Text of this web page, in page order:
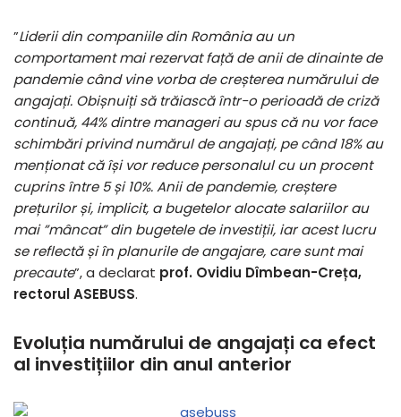
”Liderii din companiile din România au un
comportament mai rezervat față de anii de dinainte de
pandemie când vine vorba de creșterea numărului de
angajați. Obișnuiți să trăiască într-o perioadă de criză
continuă, 44% dintre manageri au spus că nu vor face
schimbări privind numărul de angajați, pe când 18% au
menționat că își vor reduce personalul cu un procent
cuprins între 5 și 10%. Anii de pandemie, creștere
prețurilor și, implicit, a bugetelor alocate salariilor au
mai ”mâncat” din bugetele de investiții, iar acest lucru
se reflectă și în planurile de angajare, care sunt mai
precaute”, a declarat prof. Ovidiu Dîmbean-Creța,
rectorul ASEBUSS.
Evoluția numărului de angajați ca efect
al investițiilor din anul anterior